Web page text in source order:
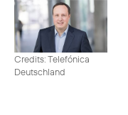
Credits: Telefónica
Deutschland